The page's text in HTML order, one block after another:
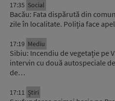
17:35 Social
Bacău: Fata dispărută din
zile în localitate. Poliția face
17:19 Mediu
Sibiu: Incendiu de vegetație pe
intervin cu două autospeciale
de…
17:11 Știri